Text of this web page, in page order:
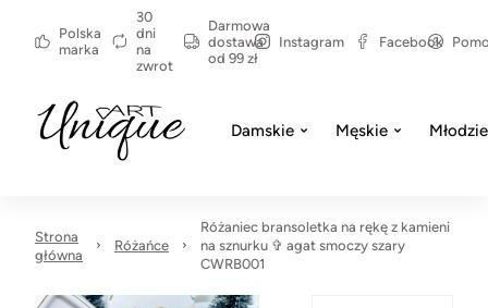
Polska
marka
30
dni
na
zwrot
Darmowa
dostawa
od 99 zł
Instagram Facebook
Damskie Męskie
Strona
główna
Różańce
Różaniec bransoletka na rękę z kamieni
na sznurku ✞ agat smoczy szary
CWRB001